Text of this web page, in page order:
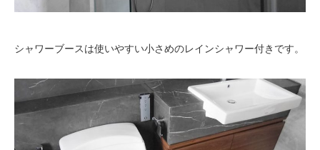
シャワーブースは使いやすい小さめのレインシャワー付きです。